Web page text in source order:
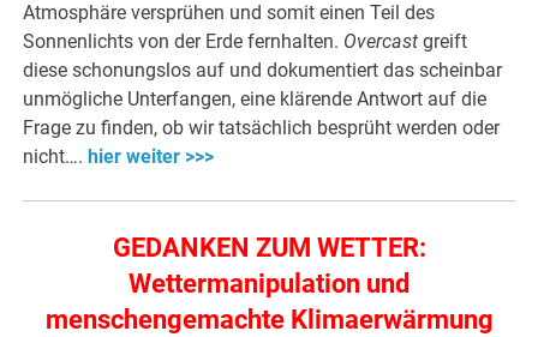
Atmosphäre versprühen und somit einen Teil des
Sonnenlichts von der Erde fernhalten. Overcast greift
diese schonungslos auf und dokumentiert das scheinbar
unmögliche Unterfangen, eine klärende Antwort auf die
Frage zu finden, ob wir tatsächlich besprüht werden oder
nicht…. hier weiter >>>
GEDANKEN ZUM WETTER:
Wettermanipulation und
menschengemachte Klimaerwärmung